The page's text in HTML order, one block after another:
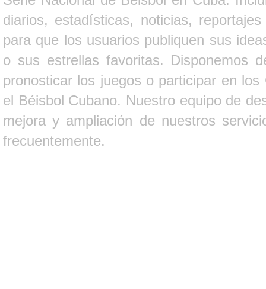
diarios, estadísticas, noticias,
para que los usuarios publiquen sus
o sus estrellas favoritas. Disponemos
pronosticar los juegos o participar en
el Béisbol Cubano. Nuestro equipo de
mejora y ampliación de nuestros
frecuentemente.